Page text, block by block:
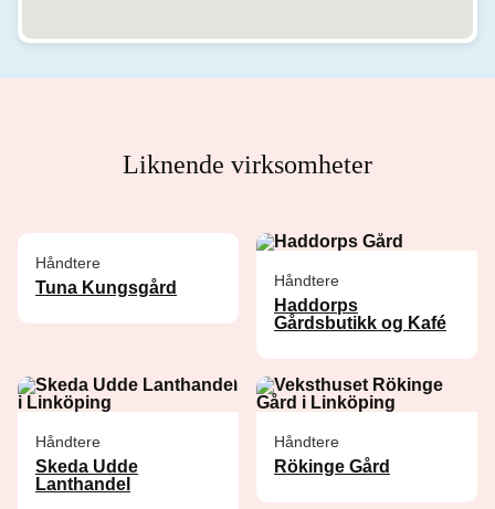
Liknende virksomheter
Håndtere
Tuna Kungsgård Håndtere
Haddorps
Gårdsbutikk og Kafé
Håndtere
Skeda Udde
Lanthandel
Håndtere
Rökinge Gård